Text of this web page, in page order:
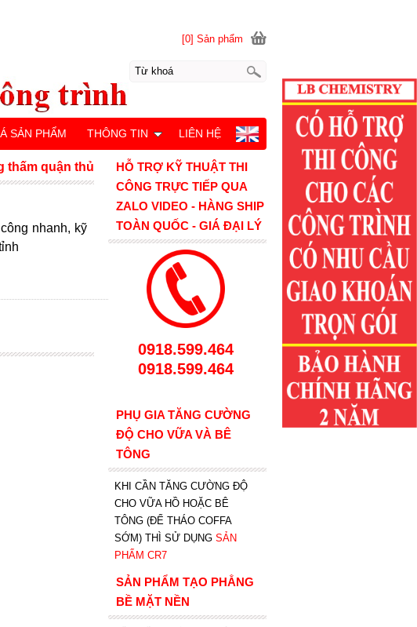
nhanh, kỹ
tỉnh
thấm quận thủ
HỖ TRỢ KỸ THUẬT THI
CÔNG TRỰC TIẾP QUA
ZALO VIDEO - HÀNG SHIP
TOÀN QUỐC - GIÁ ĐẠI LÝ
0918.599.464
0918.599.464
PHỤ GIA TĂNG CƯỜNG
ĐỘ CHO VỮA VÀ BÊ
TÔNG
KHI CẦN TĂNG CƯỜNG ĐỘ
CHO VỮA HỒ HOẶC BÊ
TÔNG (ĐỂ THÁO COFFA
SỚM) THÌ SỬ DỤNG SẢN
PHẨM CR7
SẢN PHẨM TẠO PHẲNG
BỀ MẶT NỀN
[0] Sản phẩm
SẢN PHẨM THÔNG TIN LIÊN HỆ